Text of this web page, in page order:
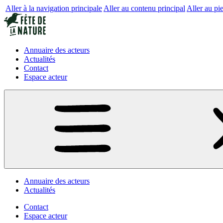
Aller à la navigation principale Aller au contenu principal Aller au
Annuaire des acteurs
Actualités
Contact
Espace acteur
Annuaire des acteurs
Actualités
Contact
Espace acteur